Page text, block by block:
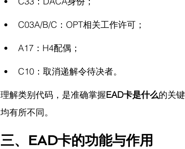
C03A/B/C：OPT相关工作许可；
A17：H4配偶；
C10：取消递解令待决者。
理解类别代码，是准确掌握EAD卡是什么的关
均有所不同。
三、EAD卡的功能与作用